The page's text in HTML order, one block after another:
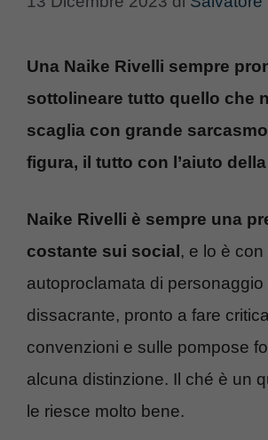
Una Naike Rivelli sempre
sottolineare tutto quello che
scaglia con grande
figura, il tutto con l’aiuto
Naike Rivelli è sempre una
costante sui social , e lo è con
autoproclamata di personaggio
dissacrante, pronto a fare
convenzioni e sulle pompose
alcuna distinzione. Il ché è un
le riesce molto bene.